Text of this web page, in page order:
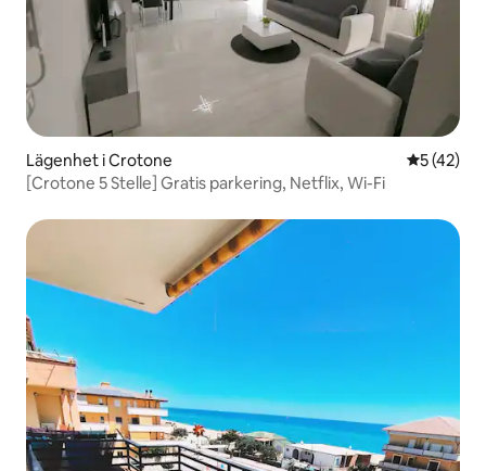
Lägenhet i Crotone 5 av 5 i
5 (42)
[Crotone 5 Stelle] Gratis parkering, Netflix, Wi-Fi